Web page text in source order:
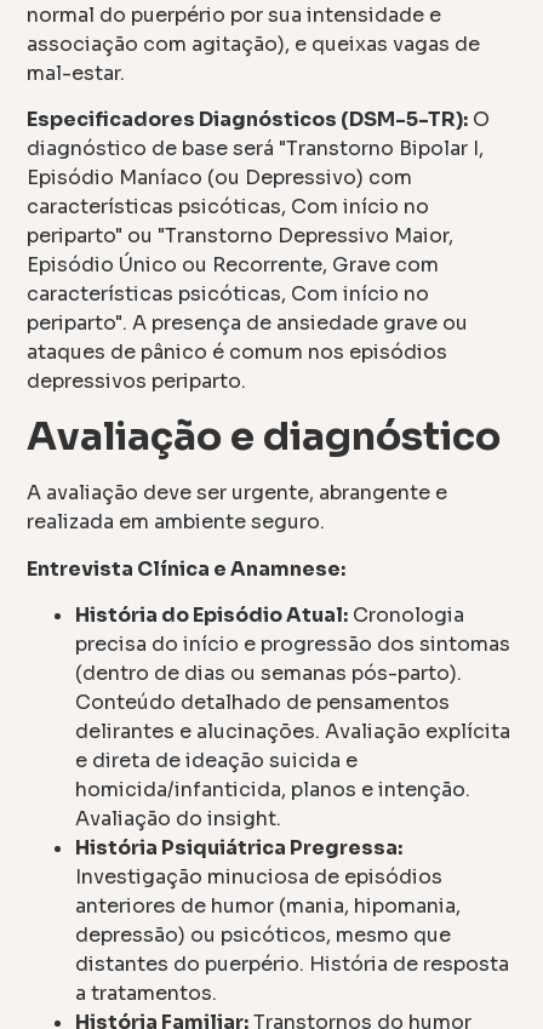
normal do puerpério por sua intensidade e
associação com agitação), e queixas vagas de
mal-estar.
Especificadores Diagnósticos (DSM-5-TR): O
diagnóstico de base será "Transtorno Bipolar I,
Episódio Maníaco (ou Depressivo) com
características psicóticas, Com início no
periparto" ou "Transtorno Depressivo Maior,
Episódio Único ou Recorrente, Grave com
características psicóticas, Com início no
periparto". A presença de ansiedade grave ou
ataques de pânico é comum nos episódios
depressivos periparto.
Avaliação e diagnóstico
A avaliação deve ser urgente, abrangente e
realizada em ambiente seguro.
Entrevista Clínica e Anamnese:
História do Episódio Atual: Cronologia
precisa do início e progressão dos sintomas
(dentro de dias ou semanas pós-parto).
Conteúdo detalhado de pensamentos
delirantes e alucinações. Avaliação explícita
e direta de ideação suicida e
homicida/infanticida, planos e intenção.
Avaliação do insight.
História Psiquiátrica Pregressa:
Investigação minuciosa de episódios
anteriores de humor (mania, hipomania,
depressão) ou psicóticos, mesmo que
distantes do puerpério. História de resposta
a tratamentos.
História Familiar:Transtornos do humor